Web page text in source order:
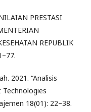
PRESTASI
REPUBLIK
2021. “Analisis
Technologies
18(01): 22–38.